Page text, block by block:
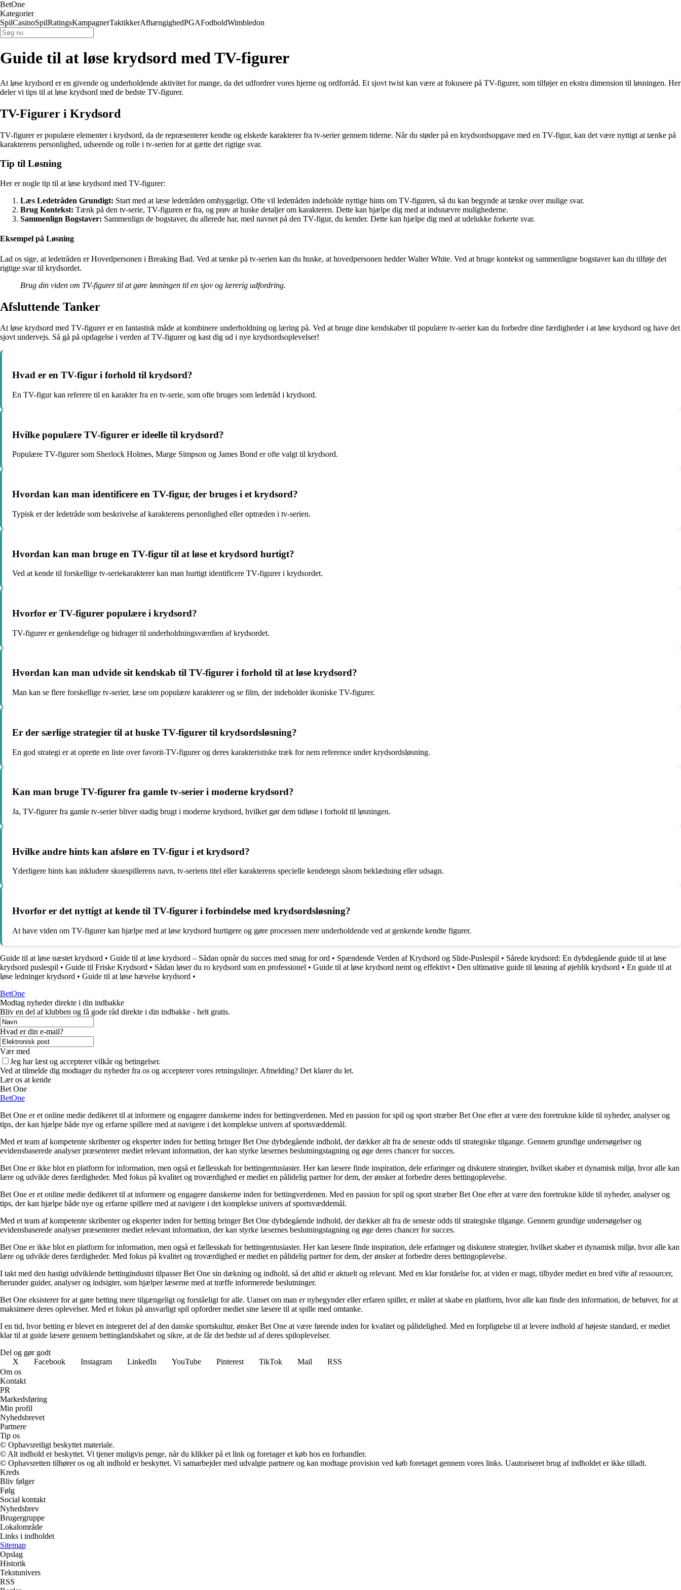
BetOne
Kategorier
SpilCasinoSpilRatingsKampagnerTaktikkerAfhængighedPGAFodboldWimbledon
Guide til at løse krydsord med TV-figurer
At løse krydsord er en givende og underholdende aktivitet for mange, da det udfordrer vores hjerne og ordforråd. Et sjovt twist kan være at fokusere på TV-figurer, som tilføjer en ekstra dimension til løsningen. Her
deler vi tips til at løse krydsord med de bedste TV-figurer.
TV-Figurer i Krydsord
TV-figurer er populære elementer i krydsord, da de repræsenterer kendte og elskede karakterer fra tv-serier gennem tiderne. Når du støder på en krydsordsopgave med en TV-figur, kan det være nyttigt at tænke på
karakterens personlighed, udseende og rolle i tv-serien for at gætte det rigtige svar.
Tip til Løsning
Her er nogle tip til at løse krydsord med TV-figurer:
Læs Ledetråden Grundigt: Start med at læse ledetråden omhyggeligt. Ofte vil ledetråden indeholde nyttige hints om TV-figuren, så du kan begynde at tænke over mulige svar.
Brug Kontekst: Tænk på den tv-serie, TV-figuren er fra, og prøv at huske detaljer om karakteren. Dette kan hjælpe dig med at indsnævre mulighederne.
Sammenlign Bogstaver: Sammenlign de bogstaver, du allerede har, med navnet på den TV-figur, du kender. Dette kan hjælpe dig med at udelukke forkerte svar.
Eksempel på Løsning
Lad os sige, at ledetråden er Hovedpersonen i Breaking Bad. Ved at tænke på tv-serien kan du huske, at hovedpersonen hedder Walter White. Ved at bruge kontekst og sammenligne bogstaver kan du tilføje det
rigtige svar til krydsordet.
Brug din viden om TV-figurer til at gøre løsningen til en sjov og lærerig udfordring.
Afsluttende Tanker
At løse krydsord med TV-figurer er en fantastisk måde at kombinere underholdning og læring på. Ved at bruge dine kendskaber til populære tv-serier kan du forbedre dine færdigheder i at løse krydsord og have det
sjovt undervejs. Så gå på opdagelse i verden af TV-figurer og kast dig ud i nye krydsordsoplevelser!
Hvad er en TV-figur i forhold til krydsord?
En TV-figur kan referere til en karakter fra en tv-serie, som ofte bruges som ledetråd i krydsord.
Hvilke populære TV-figurer er ideelle til krydsord?
Populære TV-figurer som Sherlock Holmes, Marge Simpson og James Bond er ofte valgt til krydsord.
Hvordan kan man identificere en TV-figur, der bruges i et krydsord?
Typisk er der ledetråde som beskrivelse af karakterens personlighed eller optræden i tv-serien.
Hvordan kan man bruge en TV-figur til at løse et krydsord hurtigt?
Ved at kende til forskellige tv-seriekarakterer kan man hurtigt identificere TV-figurer i krydsordet.
Hvorfor er TV-figurer populære i krydsord?
TV-figurer er genkendelige og bidrager til underholdningsværdien af krydsordet.
Hvordan kan man udvide sit kendskab til TV-figurer i forhold til at løse krydsord?
Man kan se flere forskellige tv-serier, læse om populære karakterer og se film, der indeholder ikoniske TV-figurer.
Er der særlige strategier til at huske TV-figurer til krydsordsløsning?
En god strategi er at oprette en liste over favorit-TV-figurer og deres karakteristiske træk for nem reference under krydsordsløsning.
Kan man bruge TV-figurer fra gamle tv-serier i moderne krydsord?
Ja, TV-figurer fra gamle tv-serier bliver stadig brugt i moderne krydsord, hvilket gør dem tidløse i forhold til løsningen.
Hvilke andre hints kan afsløre en TV-figur i et krydsord?
Yderligere hints kan inkludere skuespillerens navn, tv-seriens titel eller karakterens specielle kendetegn såsom beklædning eller udsagn.
Hvorfor er det nyttigt at kende til TV-figurer i forbindelse med krydsordsløsning?
At have viden om TV-figurer kan hjælpe med at løse krydsord hurtigere og gøre processen mere underholdende ved at genkende kendte figurer.
Guide til at løse næstet krydsord • Guide til at løse krydsord – Sådan opnår du succes med smag for ord • Spændende Verden af Krydsord og Slide-Puslespil • Sårede krydsord: En dybdegående guide til at løse
krydsord puslespil • Guide til Friske Krydsord • Sådan løser du ro krydsord som en professionel • Guide til at løse krydsord nemt og effektivt • Den ultimative guide til løsning af øjeblik krydsord • En guide til at
løse ledninger krydsord • Guide til at løse hævelse krydsord •
BetOne
Modtag nyheder direkte i din indbakke
Bliv en del af klubben og få gode råd direkte i din indbakke - helt gratis.
Hvad er din e-mail?
Vær med
Jeg har læst og accepterer vilkår og betingelser.
Ved at tilmelde dig modtager du nyheder fra os og accepterer vores retningslinjer. Afmelding? Det klarer du let.
Lær os at kende
Bet One
BetOne
Bet One er et online medie dedikeret til at informere og engagere danskerne inden for bettingverdenen. Med en passion for spil og sport stræber Bet One efter at være den foretrukne kilde til nyheder, analyser og
tips, der kan hjælpe både nye og erfarne spillere med at navigere i det komplekse univers af sportsvæddemål.
Med et team af kompetente skribenter og eksperter inden for betting bringer Bet One dybdegående indhold, der dækker alt fra de seneste odds til strategiske tilgange. Gennem grundige undersøgelser og
evidensbaserede analyser præsenterer mediet relevant information, der kan styrke læsernes beslutningstagning og øge deres chancer for succes.
Bet One er ikke blot en platform for information, men også et fællesskab for bettingentusiaster. Her kan læsere finde inspiration, dele erfaringer og diskutere strategier, hvilket skaber et dynamisk miljø, hvor alle kan
lære og udvikle deres færdigheder. Med fokus på kvalitet og troværdighed er mediet en pålidelig partner for dem, der ønsker at forbedre deres bettingoplevelse.
Bet One er et online medie dedikeret til at informere og engagere danskerne inden for bettingverdenen. Med en passion for spil og sport stræber Bet One efter at være den foretrukne kilde til nyheder, analyser og
tips, der kan hjælpe både nye og erfarne spillere med at navigere i det komplekse univers af sportsvæddemål.
Med et team af kompetente skribenter og eksperter inden for betting bringer Bet One dybdegående indhold, der dækker alt fra de seneste odds til strategiske tilgange. Gennem grundige undersøgelser og
evidensbaserede analyser præsenterer mediet relevant information, der kan styrke læsernes beslutningstagning og øge deres chancer for succes.
Bet One er ikke blot en platform for information, men også et fællesskab for bettingentusiaster. Her kan læsere finde inspiration, dele erfaringer og diskutere strategier, hvilket skaber et dynamisk miljø, hvor alle kan
lære og udvikle deres færdigheder. Med fokus på kvalitet og troværdighed er mediet en pålidelig partner for dem, der ønsker at forbedre deres bettingoplevelse.
I takt med den hastigt udviklende bettingindustri tilpasser Bet One sin dækning og indhold, så det altid er aktuelt og relevant. Med en klar forståelse for, at viden er magt, tilbyder mediet en bred vifte af ressourcer,
herunder guider, analyser og indsigter, som hjælper læserne med at træffe informerede beslutninger.
Bet One eksisterer for at gøre betting mere tilgængeligt og forståeligt for alle. Uanset om man er nybegynder eller erfaren spiller, er målet at skabe en platform, hvor alle kan finde den information, de behøver, for at
maksimere deres oplevelser. Med et fokus på ansvarligt spil opfordrer mediet sine læsere til at spille med omtanke.
I en tid, hvor betting er blevet en integreret del af den danske sportskultur, ønsker Bet One at være førende inden for kvalitet og pålidelighed. Med en forpligtelse til at levere indhold af højeste standard, er mediet
klar til at guide læsere gennem bettinglandskabet og sikre, at de får det bedste ud af deres spiloplevelser.
Del og gør godt
X
Facebook Instagram LinkedIn YouTube Pinterest TikTok Mail
RSS
Om os
Kontakt
PR
Markedsføring
Min profil
Nyhedsbrevet
Partnere
Tip os
© Ophavsretligt beskyttet materiale.
© Alt indhold er beskyttet. Vi tjener muligvis penge, når du klikker på et link og foretager et køb hos en forhandler.
© Ophavsretten tilhører os og alt indhold er beskyttet. Vi samarbejder med udvalgte partnere og kan modtage provision ved køb foretaget gennem vores links. Uautoriseret brug af indholdet er ikke tilladt.
Kreds
Bliv følger
Følg
Social kontakt
Nyhedsbrev
Brugergruppe
Lokalområde
Links i indholdet
Sitemap
Opslag
Historik
Tekstunivers
RSS